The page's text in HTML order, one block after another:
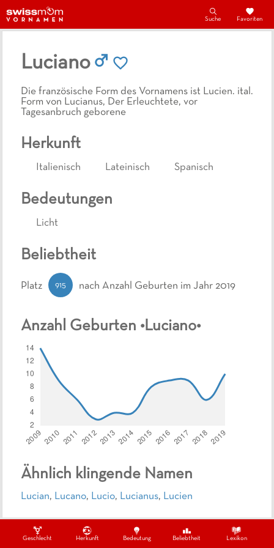
Geschlecht Herkunft Bedeutung Beliebtheit Lexikon
Suche Favoriten
Luciano
Die französische Form des Vornamens ist Lucien. ital.
Form von Lucianus, Der Erleuchtete, vor
Tagesanbruch geborene
Herkunft
Italienisch Lateinisch Spanisch
Bedeutungen
Licht
Ähnlich klingende Namen
Lucian, Lucano, Lucio, Lucianus, Lucien
Ähnliche Namen
Beliebtheit
Platz 915 nach Anzahl Geburten im Jahr 2019
Anzahl Geburten •Luciano•